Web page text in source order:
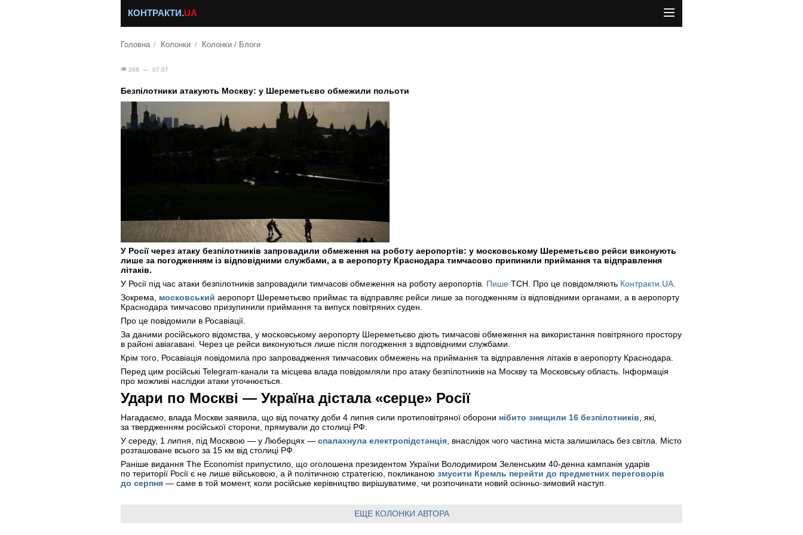
КОНТРАКТИ.UA
Головна Колонки Колонки / Блоги
268 — 07.07
Безпілотники атакують Москву: у Шереметьєво обмежили польоти
У Росії через атаку безпілотників запровадили обмеження на роботу аеропортів: у московському Шереметьєво рейси виконують
лише за погодженням із відповідними службами, а в аеропорту Краснодара тимчасово припинили приймання та відправлення
літаків.
У Росії під час атаки безпілотників запровадили тимчасові обмеження на роботу аеропортів. Пише ТСН. Про це повідомляють Контракти.UA
Зокрема, московський аеропорт Шереметьєво приймає та відправляє рейси лише за погодженням із відповідними органами, а в аеропорту
Краснодара тимчасово призупинили приймання та випуск повітряних суден.
Про це повідомили в Росавіації.
За даними російського відомства, у московському аеропорту Шереметьєво діють тимчасові обмеження на використання повітряного простору
в районі авіагавані. Через це рейси виконуються лише після погодження з відповідними службами.
Крім того, Росавіація повідомила про запровадження тимчасових обмежень на приймання та відправлення літаків в аеропорту Краснодара.
Перед цим російські Telegram-канали та місцева влада повідомляли про атаку безпілотників на Москву та Московську область. Інформація
про можливі наслідки атаки уточнюється.
Удари по Москві — Україна дістала «серце» Росії
Нагадаємо, влада Москви заявила, що від початку доби 4 липня сили протиповітряної оборони нібито знищили 16 безпілотників , які,
за твердженням російської сторони, прямували до столиці РФ.
У середу, 1 липня, під Москвою — у Люберцях — спалахнула електропідстанція , внаслідок чого частина міста залишилась без світла. Місто
розташоване всього за 15 км від столиці РФ.
Раніше видання The Economist припустило, що оголошена президентом України Володимиром Зеленським 40-денна кампанія ударів
по території Росії є не лише військовою, а й політичною стратегією, покликаною змусити Кремль перейти до предметних переговорів
до серпня — саме в той момент, коли російське керівництво вирішуватиме, чи розпочинати новий осінньо-зимовий наступ.
ЕЩЕ КОЛОНКИ АВТОРА